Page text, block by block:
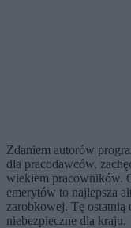
Zdaniem autorów
dla pracodawców,
wiekiem pracowników.
emerytów to najlepsza
zarobkowej. Tę ostatnią
niebezpieczne dla kraju.